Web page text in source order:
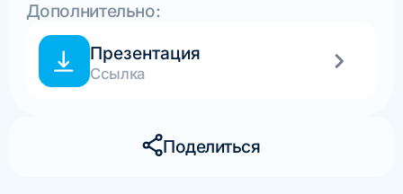
Дополнительно:
Презентация
Ссылка
Поделиться